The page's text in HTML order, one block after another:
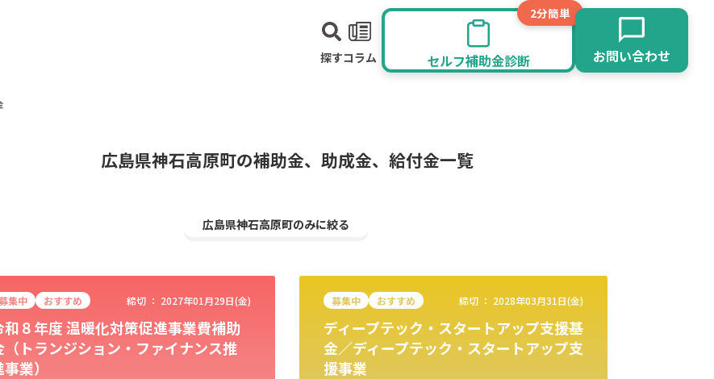
探すコラム
2分簡単
セルフ補助金診断 お問い合わせ
･不動産業 サービス業 医療･福祉 農業･林業 宿泊･旅館業 その他
広島県神石高原町の補助金、助成金、給付金一覧
広島県神石高原町のみに絞る
集中 おすすめ 締切 ： 2027年01月29日(金)
和８年度 温暖化対策促進事業費補助
（トランジション・ファイナンス推
業）
募集中 おすすめ 締切 ： 2028年03月31日(金)
ディープテック・スタートアップ支援基
金／ディープテック・スタートアップ支
援事業